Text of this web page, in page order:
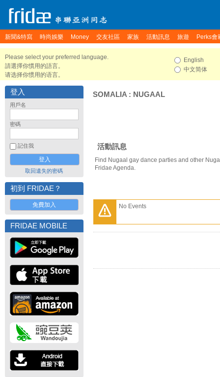
新聞&特寫 時尚娛樂 Money 交友社區 家族 活動訊息 旅遊 Perks會
Please select your preferred language.
請選擇你慣用的語言。
请选择你惯用的语言。
English
中文简体
登入
用戶名
密碼
記住我
取回遺失的密碼
初到 FRIDAE？
免費加入
FRIDAE MOBILE
SOMALIA : NUGAAL
活動訊息
Find Nugaal gay dance parties and other
Fridae Agenda.
No Events